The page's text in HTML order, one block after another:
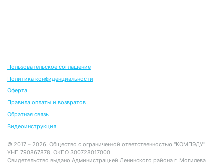
Пользовательское соглашение
Политика конфиденциальности
Оферта
Правила оплаты и возвратов
Обратная связь
Видеоинструкция
© 2017 – 2026, Общество с ограниченной ответственностью "КОМПЭДУ"
УНП 790867878, ОКПО 300728017000
Свидетельство выдано Администрацией Ленинского района г. Могилева